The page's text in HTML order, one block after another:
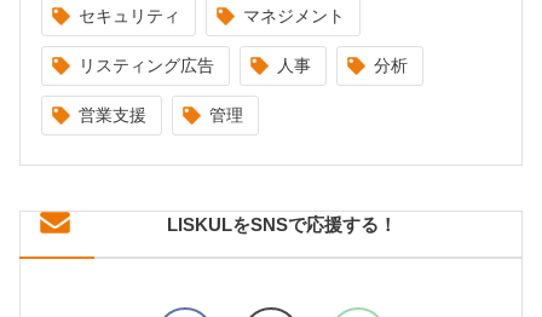
セキュリティ マネジメント
リスティング広告 人事 分析
営業支援 管理
LISKULをSNSで応援する！